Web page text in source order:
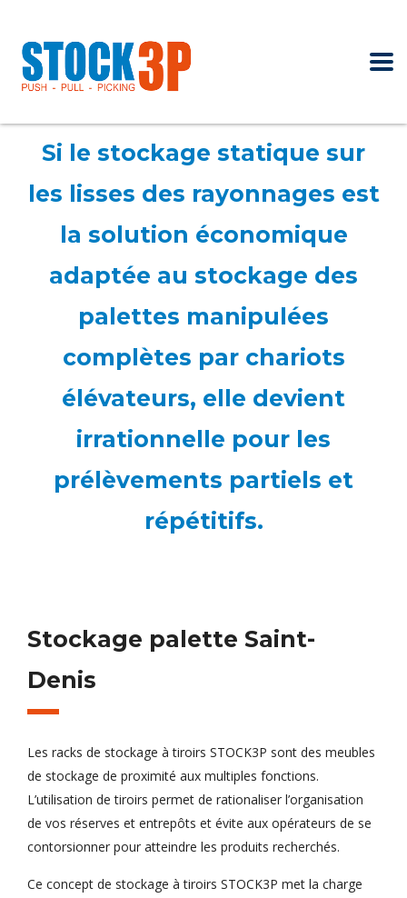
Si le stockage statique sur
les lisses des rayonnages est
la solution économique
adaptée au stockage des
palettes manipulées
complètes par chariots
élévateurs, elle devient
irrationnelle pour les
prélèvements partiels et
répétitifs.
Stockage palette Saint-
Denis
Les racks de stockage à tiroirs STOCK3P sont des meubles
de stockage de proximité aux multiples fonctions.
L’utilisation de tiroirs permet de rationaliser l’organisation
de vos réserves et entrepôts et évite aux opérateurs de se
contorsionner pour atteindre les produits recherchés.
Ce concept de stockage à tiroirs STOCK3P met la charge